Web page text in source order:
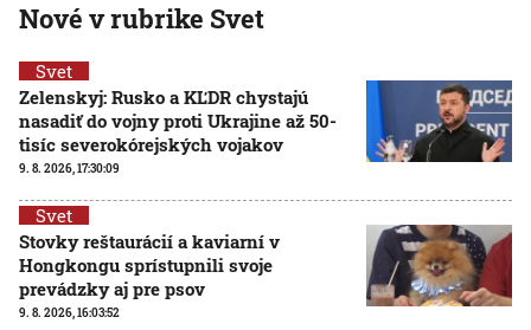
Nové v rubrike Svet
Svet
Zelenskyj: Rusko a KĽDR chystajú
nasadiť do vojny proti Ukrajine až 50-
tisíc severokórejských vojakov
9. 8. 2026, 17:30:09
Svet
Stovky reštaurácií a kaviarní v
Hongkongu sprístupnili svoje
prevádzky aj pre psov
9. 8. 2026, 16:03:52